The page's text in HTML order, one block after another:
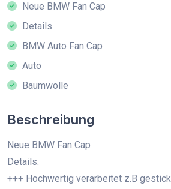
Neue BMW Fan Cap
Details
BMW Auto Fan Cap
Auto
Baumwolle
Beschreibung
Neue BMW Fan Cap
Details:
+++ Hochwertig verarbeitet z.B